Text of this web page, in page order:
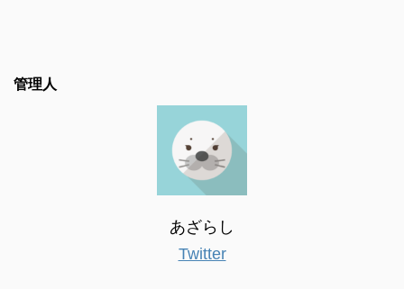
管理人
あざらし
Twitter